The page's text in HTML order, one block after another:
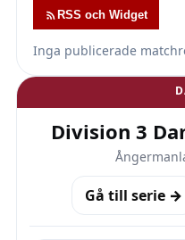
RSS och Widget
Inga publicerade
Division 3
Gå till serie →